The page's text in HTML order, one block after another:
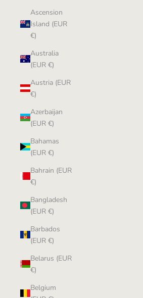
Ascension
Island (EUR
€)
Australia
(EUR €)
Austria (EUR
€)
Azerbaijan
(EUR €)
Bahamas
(EUR €)
Bahrain (EUR
€)
Bangladesh
(EUR €)
Barbados
(EUR €)
Belarus (EUR
€)
Belgium